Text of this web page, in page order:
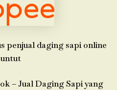
penjual daging sapi online
– Jual Daging Sapi yang